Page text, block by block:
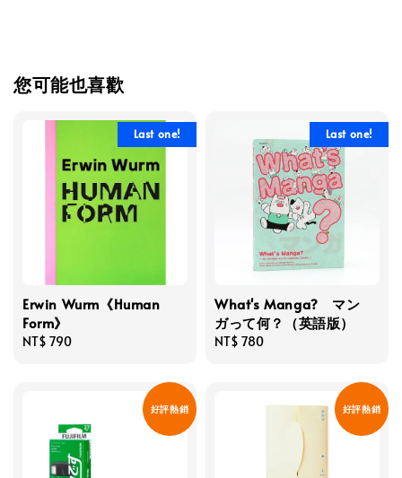
您可能也喜歡
Last one!
Erwin Wurm《Human
Form》
Regular
NT$ 790
Last one!
What's Manga? マン
ガって何？（英語版）
Regular
NT$ 780
好評熱銷 好評熱銷